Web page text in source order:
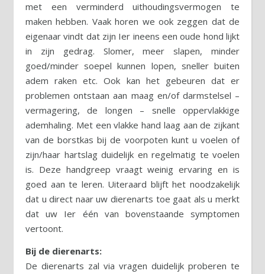
met een verminderd uithoudingsvermogen te
maken hebben. Vaak horen we ook zeggen dat de
eigenaar vindt dat zijn Ier ineens een oude hond lijkt
in zijn gedrag. Slomer, meer slapen, minder
goed/minder soepel kunnen lopen, sneller buiten
adem raken etc. Ook kan het gebeuren dat er
problemen ontstaan aan maag en/of darmstelsel –
vermagering, de longen – snelle oppervlakkige
ademhaling. Met een vlakke hand laag aan de zijkant
van de borstkas bij de voorpoten kunt u voelen of
zijn/haar hartslag duidelijk en regelmatig te voelen
is. Deze handgreep vraagt weinig ervaring en is
goed aan te leren. Uiteraard blijft het noodzakelijk
dat u direct naar uw dierenarts toe gaat als u merkt
dat uw Ier één van bovenstaande symptomen
vertoont.
Bij de dierenarts:
De dierenarts zal via vragen duidelijk proberen te